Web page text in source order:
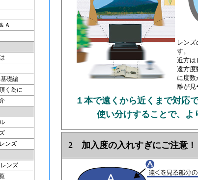
レン
す。
近方は
遠方度
に度数
離が見
１本で遠くから近くまで対応
使い分けすることで、よ
2 加入度の入れすぎにご注意！